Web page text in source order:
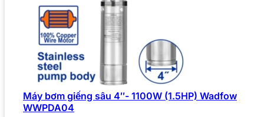
Máy bơm giếng sâu 4″- 1100W (1.5HP) Wadfow
WWPDA04